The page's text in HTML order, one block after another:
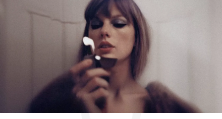
Dylan O'Brien Anya Taylor Joy